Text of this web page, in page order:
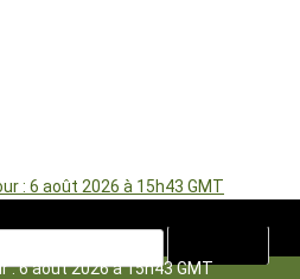
: 6 août 2026 à 15h43 GMT
: 6 août 2026 à 15h43 GMT